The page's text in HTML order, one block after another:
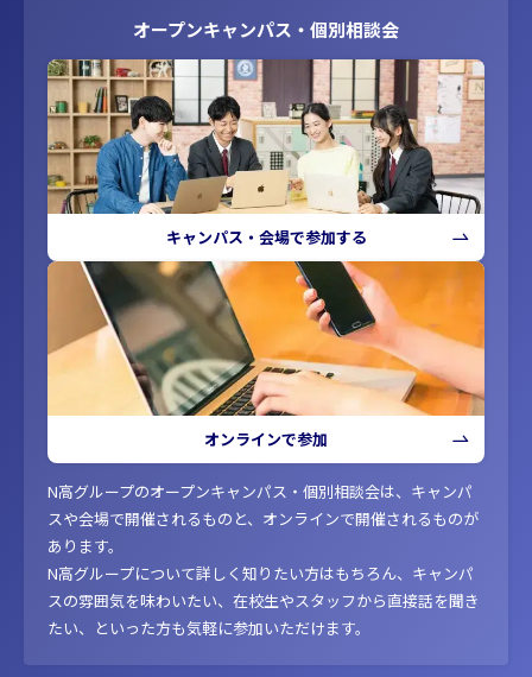
オープンキャンパス・個別相談会
キャンパス・会場で参加する
オンラインで参加
N高グループのオープンキャンパス・個別相談会は、キャンパ
スや会場で開催されるものと、オンラインで開催されるものが
あります。
N高グループについて詳しく知りたい方はもちろん、キャンパ
スの雰囲気を味わいたい、在校生やスタッフから直接話を聞き
たい、といった方も気軽に参加いただけます。